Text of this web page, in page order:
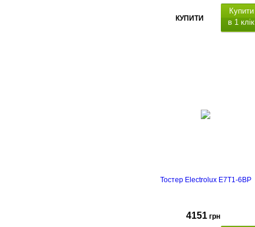
КУПИТИ
Купити
в 1 клік
Тостер Electrolux E7T1-6BP
4151 грн